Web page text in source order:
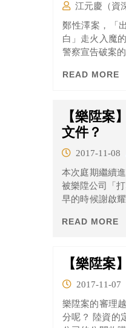
江元慶（資
鄭性澤案，「
白」走火入魔
警察宣告破案
READ MORE
【樂陞案
文件？
2017-11-08
本次庭期繼續
被樂陞公司「打槍」的遊戲 證人蘇政緯曾是動游數
早的時候謝啟
的認知，他們
READ MORE
【樂陞案
2017-11-07
樂陞案的審理
分呢？ 陸資的定義？ 根據共同被告潘彥州的證詞，早期因為時間急迫，百尺竿頭公司對樂陞